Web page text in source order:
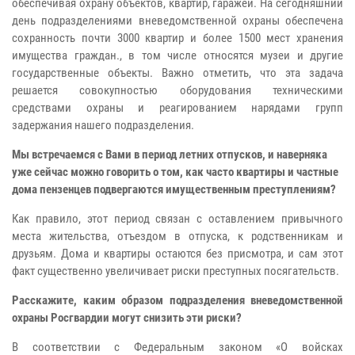
обеспечивая охрану объектов, квартир, гаражей. На сегодняшний
день подразделениями вневедомственной охраны обеспечена
сохранность почти 3000 квартир и более 1500 мест хранения
имущества граждан., в том числе относятся музеи и другие
государственные объекты. Важно отметить, что эта задача
решается совокупностью оборудования техническими
средствами охраны и реагированием нарядами групп
задержания нашего подразделения.
Мы встречаемся с Вами в период летних отпусков, и наверняка
уже сейчас можно говорить о том, как часто квартиры и частные
дома пензенцев подвергаются имущественным преступлениям?
Как правило, этот период связан с оставлением привычного
места жительства, отъездом в отпуска, к родственникам и
друзьям. Дома и квартиры остаются без присмотра, и сам этот
факт существенно увеличивает риски преступных посягательств.
Расскажите, каким образом подразделения вневедомственной
охраны Росгвардии могут снизить эти риски?
В соответствии с Федеральным законом «О войсках